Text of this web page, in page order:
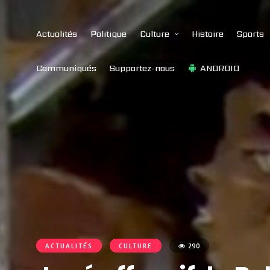
Actualités Politique Culture Histoire Sports
Communiqués Supportez-nous ANDROID
ACTUALITÉS CULTURE 290